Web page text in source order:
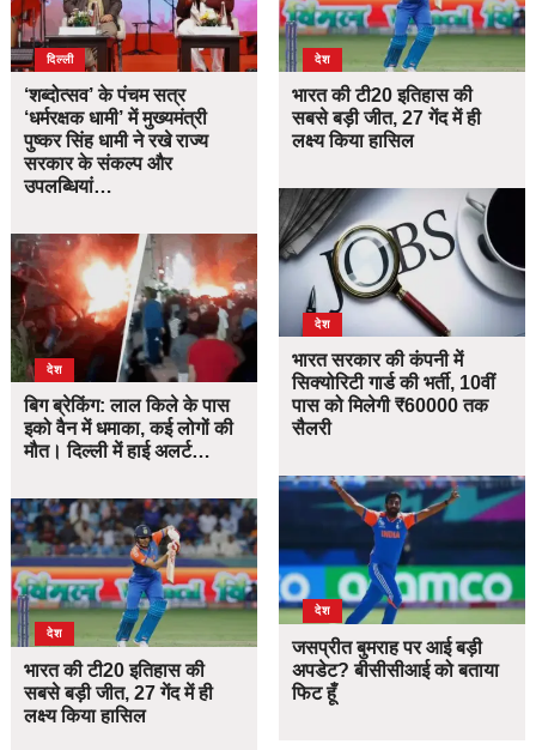
दिल्ली
‘शब्दोत्सव’ के पंचम सत्र
‘धर्मरक्षक धामी’ में मुख्यमंत्री
पुष्कर सिंह धामी ने रखे राज्य
सरकार के संकल्प और
उपलब्धियां…
देश
बिग ब्रेकिंग: लाल किले के पास
इको वैन में धमाका, कई लोगों की
मौत। दिल्ली में हाई अलर्ट…
देश
भारत की टी20 इतिहास की
सबसे बड़ी जीत, 27 गेंद में ही
लक्ष्य किया हासिल
देश
भारत की टी20 इतिहास की
सबसे बड़ी जीत, 27 गेंद में ही
लक्ष्य किया हासिल
देश
भारत सरकार की कंपनी में
सिक्योरिटी गार्ड की भर्ती, 10वीं
पास को मिलेगी ₹60000 तक
सैलरी
देश
जसप्रीत बुमराह पर आई बड़ी
अपडेट? बीसीसीआई को बताया
फिट हूँ